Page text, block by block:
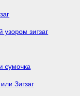
зигзаг
сумочка
Зигзаг